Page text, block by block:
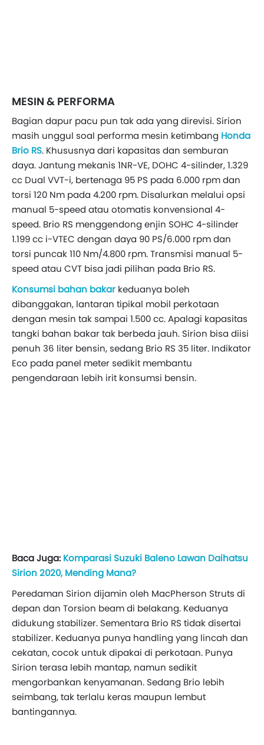
MESIN & PERFORMA
Bagian dapur pacu pun tak ada yang direvisi. Sirion
masih unggul soal performa mesin ketimbang Honda
Brio RS. Khususnya dari kapasitas dan semburan
daya. Jantung mekanis 1NR-VE, DOHC 4-silinder, 1.329
cc Dual VVT-i, bertenaga 95 PS pada 6.000 rpm dan
torsi 120 Nm pada 4.200 rpm. Disalurkan melalui opsi
manual 5-speed atau otomatis konvensional 4-
speed. Brio RS menggendong enjin SOHC 4-silinder
1.199 cc i-VTEC dengan daya 90 PS/6.000 rpm dan
torsi puncak 110 Nm/4.800 rpm. Transmisi manual 5-
speed atau CVT bisa jadi pilihan pada Brio RS.
Konsumsi bahan bakar keduanya boleh
dibanggakan, lantaran tipikal mobil perkotaan
dengan mesin tak sampai 1.500 cc. Apalagi kapasitas
tangki bahan bakar tak berbeda jauh. Sirion bisa diisi
penuh 36 liter bensin, sedang Brio RS 35 liter. Indikator
Eco pada panel meter sedikit membantu
pengendaraan lebih irit konsumsi bensin.
Baca Juga: Komparasi Suzuki Baleno Lawan Daihatsu
Sirion 2020, Mending Mana?
Peredaman Sirion dijamin oleh MacPherson Struts di
depan dan Torsion beam di belakang. Keduanya
didukung stabilizer. Sementara Brio RS tidak disertai
stabilizer. Keduanya punya handling yang lincah dan
cekatan, cocok untuk dipakai di perkotaan. Punya
Sirion terasa lebih mantap, namun sedikit
mengorbankan kenyamanan. Sedang Brio lebih
seimbang, tak terlalu keras maupun lembut
bantingannya.